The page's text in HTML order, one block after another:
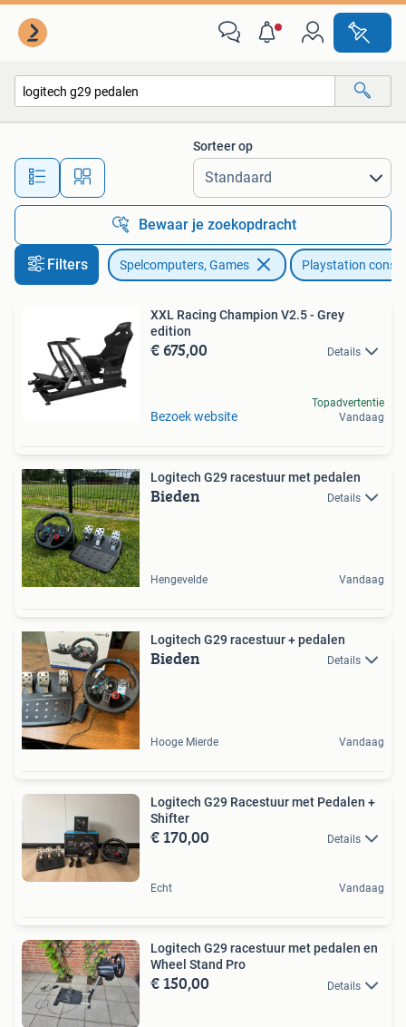
Alle afstanden…
Sorteer op
Bewaar je zoekopdracht
Filters Spelcomputers, Games Playstation
XXL Racing Champion V2.5 - Grey
edition
€ 675,00 Details
Bezoek website
Topadvertentie
Vandaag
Logitech G29 racestuur met pedalen
Bieden Details
Hengevelde Vandaag
Logitech G29 racestuur + pedalen
Bieden Details
Hooge Mierde Vandaag
Logitech G29 Racestuur met Pedalen +
Shifter
€ 170,00 Details
Echt Vandaag
Logitech G29 racestuur met pedalen en
Wheel Stand Pro
€ 150,00 Details